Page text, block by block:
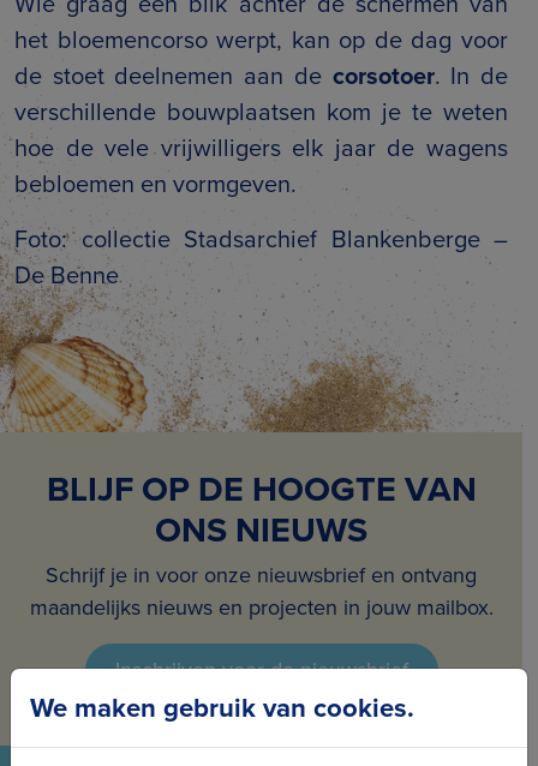
het bloemencorso werpt, kan op de dag voor
de stoet deelnemen aan de corsotoer. In de
verschillende bouwplaatsen kom je te weten
hoe de vele vrijwilligers elk jaar de wagens
bebloemen en vormgeven.
Foto: collectie Stadsarchief Blankenberge –
De Benne
BLIJF OP DE HOOGTE VAN
ONS NIEUWS
Schrijf je in voor onze nieuwsbrief en ontvang
maandelijks nieuws en projecten in jouw mailbox.
Inschrijven voor de nieuwsbrief
We maken gebruik van cookies.